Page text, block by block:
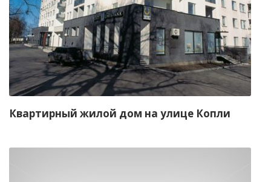
Квартирный жилой дом на улице Копли